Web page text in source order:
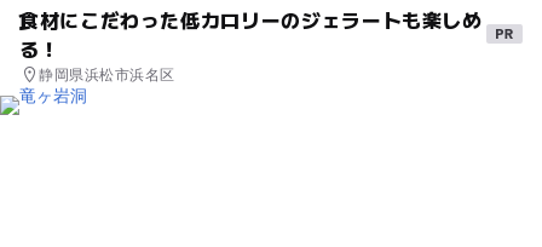
食材にこだわった低カロリーのジェラートも楽しめ
る！
静岡県浜松市浜名区